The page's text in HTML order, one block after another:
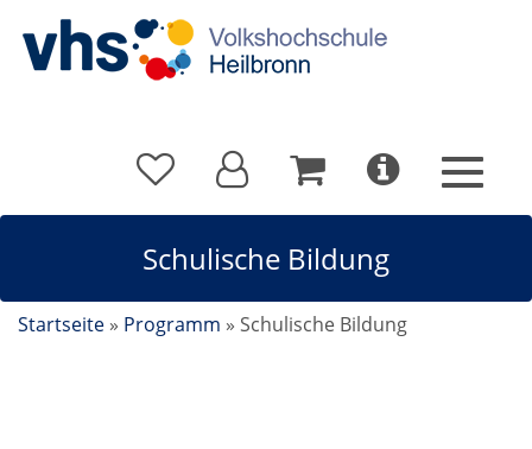
Schulische Bildung
Startseite » Programm » Schulische Bildung